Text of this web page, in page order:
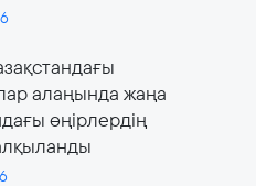
алаңында жаңа
өңірлердің